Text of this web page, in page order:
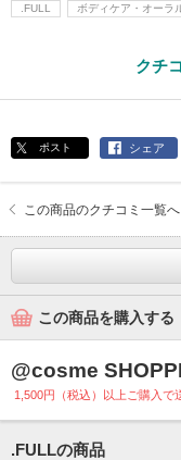
.FULL ボディケア・オーラ
クチ
ポスト シェア
この商品のクチコミ一覧へ
この商品を購入する
@cosme
1,500円（税込）以上ご購入で
.FULLの商品